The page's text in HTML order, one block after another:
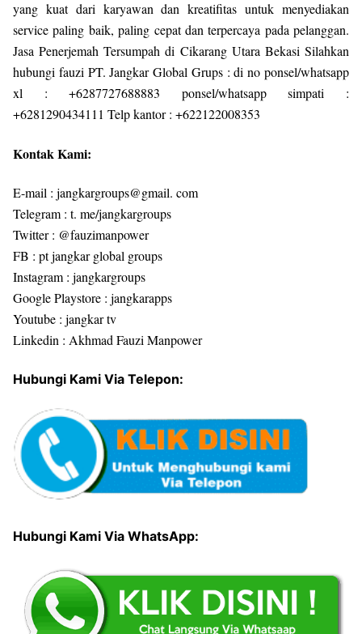
yang kuat dari karyawan dan kreatifitas untuk menyediakan
service paling baik, paling cepat dan terpercaya pada pelanggan.
Jasa Penerjemah Tersumpah di Cikarang Utara Bekasi Silahkan
hubungi fauzi PT. Jangkar Global Grups : di no ponsel/whatsapp
xl : +6287727688883 ponsel/whatsapp simpati :
+6281290434111 Telp kantor : +622122008353
Kontak Kami:
E-mail : jangkargroups@gmail. com
Telegram : t. me/jangkargroups
Twitter : @fauzimanpower
FB : pt jangkar global groups
Instagram : jangkargroups
Google Playstore : jangkarapps
Youtube : jangkar tv
Linkedin : Akhmad Fauzi Manpower
Hubungi Kami Via Telepon:
Hubungi Kami Via WhatsApp: